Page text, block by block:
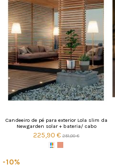
Candeeiro de pé para exterior Lola slim da
Newgarden solar + bateria/ cabo
225,90 € 251,00 €
-10%